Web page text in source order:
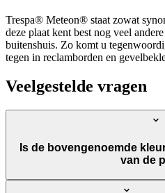
Trespa® Meteon® staat zowat
deze plaat kent best nog veel
buitenshuis. Zo komt u
tegen in reclamborden en
Veelgestelde vragen
Is de bovengenoemde
van de